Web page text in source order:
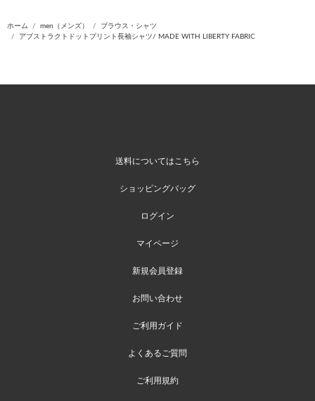
ホーム men（メンズ）
ブラウス・シャツ
アブストラクトドットプリント長袖シャツ/ MADE WITH LIBERTY FABRIC
送料についてはこちら
ショッピングバッグ
ログイン
マイページ
新規会員登録
お問い合わせ
ご利用ガイド
よくあるご質問
ご利用規約